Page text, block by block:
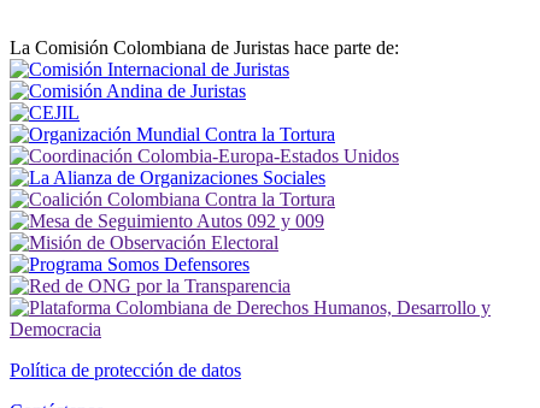
La Comisión Colombiana de Juristas hace parte de:
Política de protección de datos